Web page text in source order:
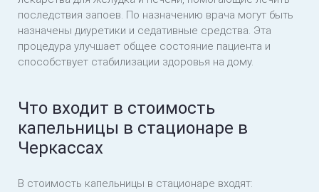
последствия запоев. По назначению врача могут быть
назначены диуретики и седативные средства. Эта
процедура улучшает общее состояние пациента и
способствует стабилизации здоровья на дому.
Что входит в стоимость
капельницы в стационаре в
Черкассах
В стоимость капельницы в стационаре входят: